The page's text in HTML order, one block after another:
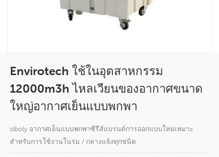
Envirotech ใช้ในอุตสาหกรรม
12000m3h ไหลเวียนของอากาศขนาด
ใหญ่อากาศเย็นแบบพกพา
siboly อากาศเย็นแบบพกพาซีรีส์แบรนด์การออกแบบใหม่เหมาะ
สำหรับการใช้งานในร่ม / กลางแจ้งทุกชนิด